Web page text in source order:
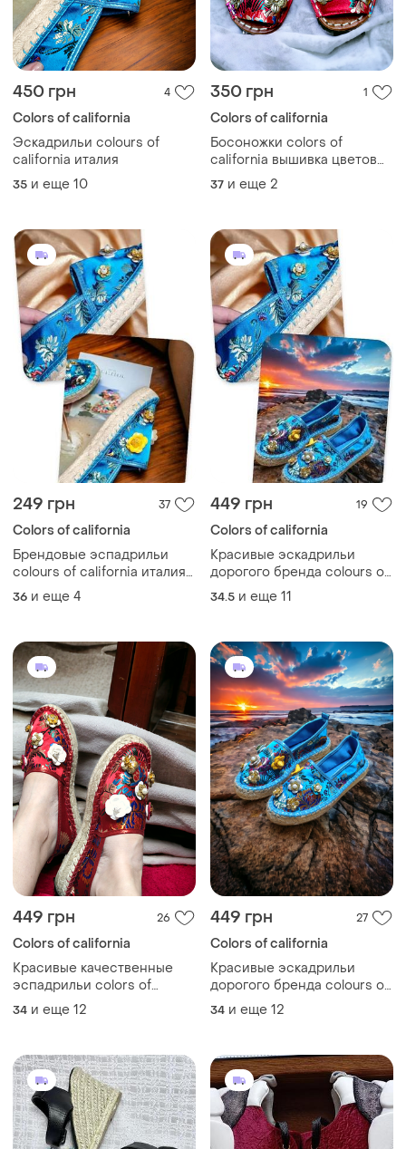
450 грн 4
Colors of california
Эскадрильи colours of
california италия
35 и еще 10
350 грн 1
Colors of california
Босоножки colors of
california вышивка цветов
кожа
37 и еще 2
249 грн 37
Colors of california
Брендовые эспадрильи
colours of california италия
вышивка цветы
36 и еще 4
449 грн 19
Colors of california
Красивые эскадрильи
дорогого бренда colours of
california италия вышивка
34.5 и еще 11
449 грн 26
Colors of california
Красивые качественные
эспадрильи colors of
california вышивка цветы
34 и еще 12
449 грн 27
Colors of california
Красивые эскадрильи
дорогого бренда colours of
california италия вышивка
цветы
34 и еще 12